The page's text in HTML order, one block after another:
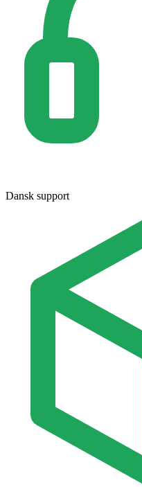
Dansk support